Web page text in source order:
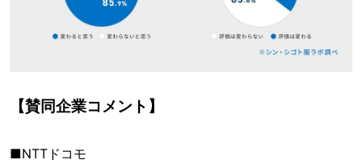
【賛同企業コメント】
■NTTドコモ